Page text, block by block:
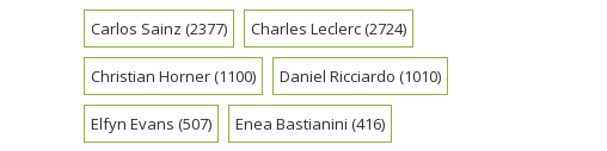
Carlos Sainz (2377) Charles Leclerc(2724)
Christian Horner(1100) Daniel Ricciardo (1010)
Elfyn Evans (507) Enea Bastianini (416)